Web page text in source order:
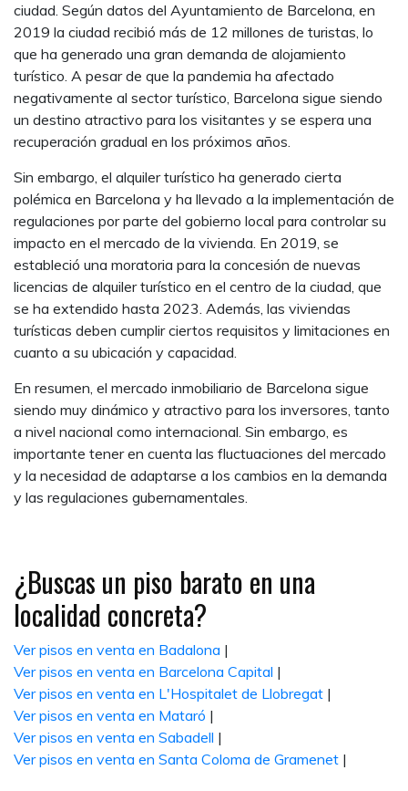
ciudad. Según datos del Ayuntamiento de Barcelona, en
2019 la ciudad recibió más de 12 millones de turistas, lo
que ha generado una gran demanda de alojamiento
turístico. A pesar de que la pandemia ha afectado
negativamente al sector turístico, Barcelona sigue siendo
un destino atractivo para los visitantes y se espera una
recuperación gradual en los próximos años.
Sin embargo, el alquiler turístico ha generado cierta
polémica en Barcelona y ha llevado a la implementación de
regulaciones por parte del gobierno local para controlar su
impacto en el mercado de la vivienda. En 2019, se
estableció una moratoria para la concesión de nuevas
licencias de alquiler turístico en el centro de la ciudad, que
se ha extendido hasta 2023. Además, las viviendas
turísticas deben cumplir ciertos requisitos y limitaciones en
cuanto a su ubicación y capacidad.
En resumen, el mercado inmobiliario de Barcelona sigue
siendo muy dinámico y atractivo para los inversores, tanto
a nivel nacional como internacional. Sin embargo, es
importante tener en cuenta las fluctuaciones del mercado
y la necesidad de adaptarse a los cambios en la demanda
y las regulaciones gubernamentales.
¿Buscas un piso barato en una
localidad concreta?
Ver pisos en venta en Badalona |
Ver pisos en venta en Barcelona Capital |
Ver pisos en venta en L'Hospitalet de Llobregat |
Ver pisos en venta en Mataró |
Ver pisos en venta en Sabadell |
Ver pisos en venta en Santa Coloma de Gramenet |